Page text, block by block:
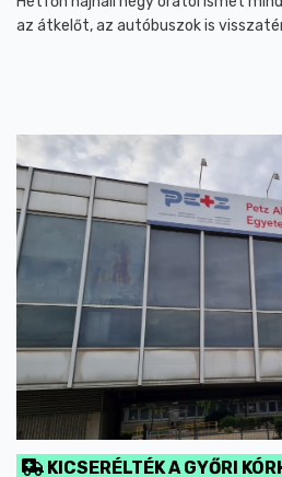
az átkelőt, az autóbuszok is
KICSERÉLTÉK A GYŐRI